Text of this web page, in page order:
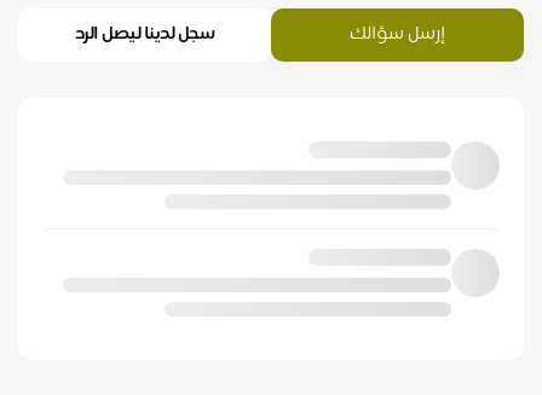
إرسل سؤالك سجل لدينا ليصل الرد